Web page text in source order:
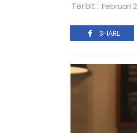
Terbit : Februari
SHARE